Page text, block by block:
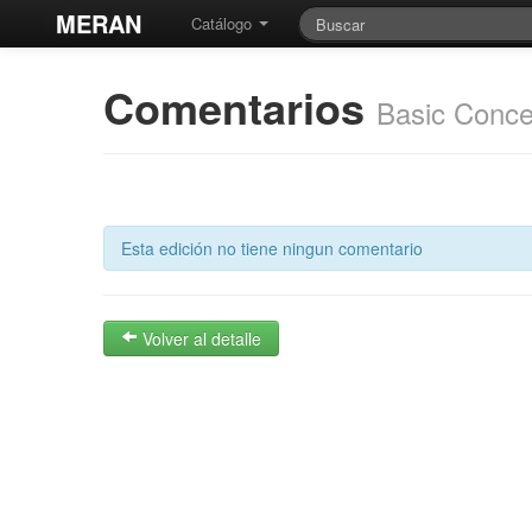
MERAN Catálogo
Comentarios Basic
Esta edición no tiene ningun comentario
Volver al detalle